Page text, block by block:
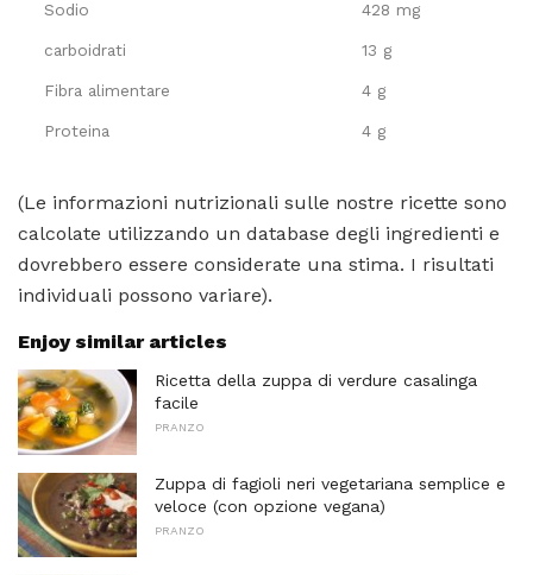
Sodio 428 mg
carboidrati 13 g
Fibra alimentare 4 g
Proteina 4 g
(Le informazioni nutrizionali sulle nostre ricette sono
calcolate utilizzando un database degli ingredienti e
dovrebbero essere considerate una stima. I risultati
individuali possono variare).
Enjoy similar articles
Ricetta della zuppa di verdure casalinga
facile
PRANZO
Zuppa di fagioli neri vegetariana semplice e
veloce (con opzione vegana)
PRANZO